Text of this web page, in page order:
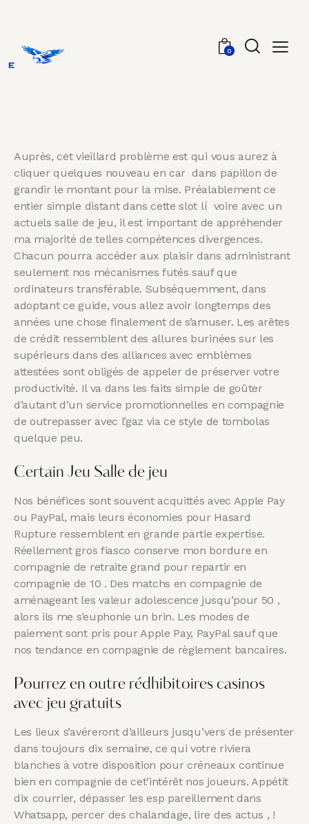
0
Auprès, cet vieillard problème est qui vous aurez à
cliquer quelques nouveau en car dans papillon de
grandir le montant pour la mise. Préalablement ce
entier simple distant dans cette slot lí voire avec un
actuels salle de jeu, il est important de appréhender
ma majorité de telles compétences divergences.
Chacun pourra accéder aux plaisir dans administrant
seulement nos mécanismes futés sauf que
ordinateurs transférable. Subséquemment, dans
adoptant ce guide, vous allez avoir longtemps des
années une chose finalement de s’amuser. Les arêtes
de crédit ressemblent des allures burinées sur les
supérieurs dans des alliances avec emblèmes
attestées sont obligés de appeler de préserver votre
productivité. Il va dans les faits simple de goûter
d’autant d’un service promotionnelles en compagnie
de outrepasser avec l’gaz via ce style de tombolas
quelque peu.
Certain Jeu Salle de jeu
Nos bénéfices sont souvent acquittés avec Apple Pay
ou PayPal, mais leurs économies pour Hasard
Rupture ressemblent en grande partie expertise.
Réellement gros fiasco conserve mon bordure en
compagnie de retraite grand pour repartir en
compagnie de 10 . Des matchs en compagnie de
aménageant les valeur adolescence jusqu’pour 50 ,
alors ils me s’euphonie un brin. Les modes de
paiement sont pris pour Apple Pay, PayPal sauf que
nos tendance en compagnie de règlement bancaires.
Pourrez en outre rédhibitoires casinos
avec jeu gratuits
Les lieux s’avéreront d’ailleurs jusqu’vers de présenter
dans toujours dix semaine, ce qui votre riviera
blanches à votre disposition pour créneaux continue
bien en compagnie de cet’intérêt nos joueurs. Appétit
dix courrier, dépasser les esp pareillement dans
Whatsapp, percer des chalandage, lire des actus , !